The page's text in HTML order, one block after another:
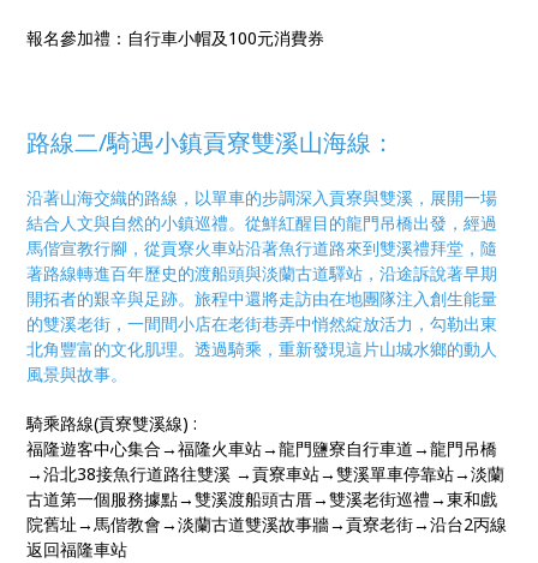
報名參加禮：自行車小帽及100元消費券
路線二/騎遇小鎮貢寮雙溪山海線：
沿著山海交織的路線，以單車的步調深入貢寮與雙溪，展開一場
結合人文與自然的小鎮巡禮。從鮮紅醒目的龍門吊橋出發，經過
馬偕宣教行腳，從貢寮火車站沿著魚行道路來到雙溪禮拜堂，隨
著路線轉進百年歷史的渡船頭與淡蘭古道驛站，沿途訴說著早期
開拓者的艱辛與足跡。旅程中還將走訪由在地團隊注入創生能量
的雙溪老街，一間間小店在老街巷弄中悄然綻放活力，勾勒出東
北角豐富的文化肌理。透過騎乘，重新發現這片山城水鄉的動人
風景與故事。
騎乘路線(貢寮雙溪線) :
福隆遊客中心集合→福隆火車站→龍門鹽寮自行車道→龍門吊橋
→沿北38接魚行道路往雙溪 →貢寮車站→雙溪單車停靠站→淡蘭
古道第一個服務據點→雙溪渡船頭古厝→雙溪老街巡禮→東和戲
院舊址→馬偕教會→淡蘭古道雙溪故事牆→貢寮老街→沿台2丙線
返回福隆車站